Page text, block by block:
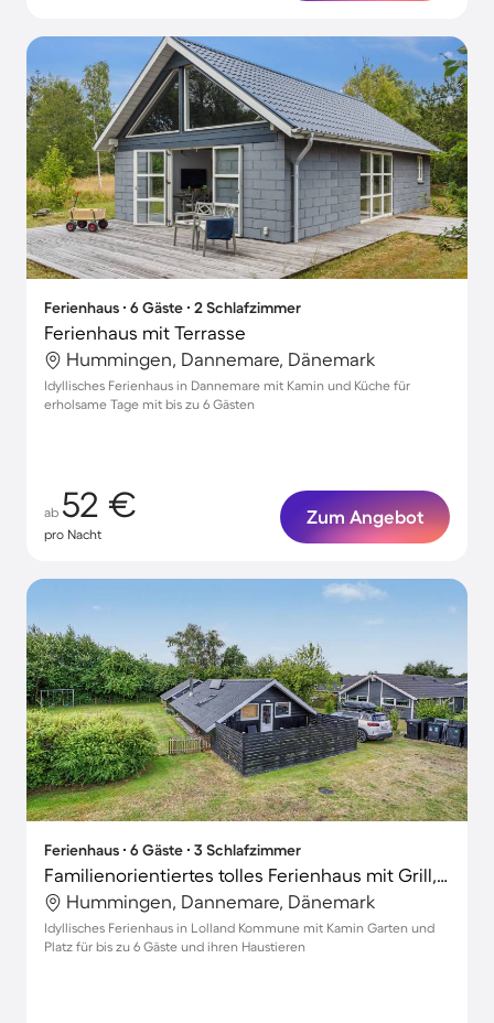
Ferienhaus ∙ 6 Gäste ∙ 2 Schlafzimmer
Ferienhaus mit Terrasse
Hummingen, Dannemare, Dänemark
Idyllisches Ferienhaus in Dannemare mit Kamin und Küche für
erholsame Tage mit bis zu 6 Gästen
ab 52 €
pro Nacht
Zum Angebot
Ferienhaus ∙ 6 Gäste ∙ 3 Schlafzimmer
Familienorientiertes tolles Ferienhaus mit Grill, Terrasse und Garten | Haustiere erlaubt
Hummingen, Dannemare, Dänemark
Idyllisches Ferienhaus in Lolland Kommune mit Kamin Garten und
Platz für bis zu 6 Gäste und ihren Haustieren